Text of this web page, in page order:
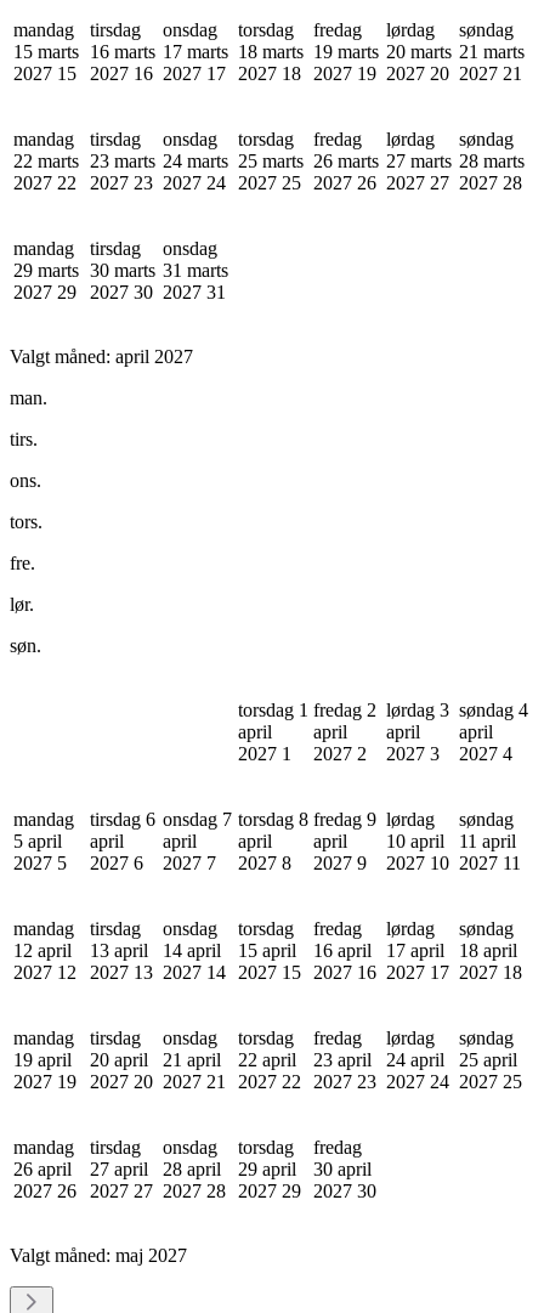
mandag
15 marts
2027 15
tirsdag
16 marts
2027 16
onsdag
17 marts
2027 17
torsdag
18 marts
2027 18
fredag
19 marts
2027 19
lørdag
20 marts
2027 20
søndag
21 marts
2027 21
mandag
22 marts
2027 22
tirsdag
23 marts
2027 23
onsdag
24 marts
2027 24
torsdag
25 marts
2027 25
fredag
26 marts
2027 26
lørdag
27 marts
2027 27
søndag
28 marts
2027 28
mandag
29 marts
2027 29
tirsdag
30 marts
2027 30
onsdag
31 marts
2027 31
Valgt måned: april 2027
man.
tirs.
ons.
tors.
fre.
lør.
søn.
torsdag 1
april
2027 1
fredag 2
april
2027 2
lørdag 3
april
2027 3
søndag 4
april
2027 4
mandag
5 april
2027 5
tirsdag 6
april
2027 6
onsdag 7
april
2027 7
torsdag 8
april
2027 8
fredag 9
april
2027 9
lørdag
10 april
2027 10
søndag
11 april
2027 11
mandag
12 april
2027 12
tirsdag
13 april
2027 13
onsdag
14 april
2027 14
torsdag
15 april
2027 15
fredag
16 april
2027 16
lørdag
17 april
2027 17
søndag
18 april
2027 18
mandag
19 april
2027 19
tirsdag
20 april
2027 20
onsdag
21 april
2027 21
torsdag
22 april
2027 22
fredag
23 april
2027 23
lørdag
24 april
2027 24
søndag
25 april
2027 25
mandag
26 april
2027 26
tirsdag
27 april
2027 27
onsdag
28 april
2027 28
torsdag
29 april
2027 29
fredag
30 april
2027 30
Valgt måned: maj 2027